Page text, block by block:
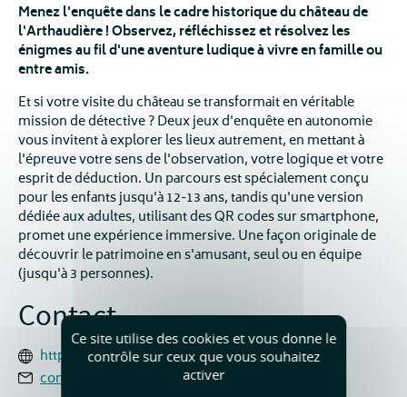
Menez l'enquête dans le cadre historique du château de
l'Arthaudière ! Observez, réfléchissez et résolvez les
énigmes au fil d'une aventure ludique à vivre en famille ou
entre amis.
Et si votre visite du château se transformait en véritable
mission de détective ? Deux jeux d'enquête en autonomie
vous invitent à explorer les lieux autrement, en mettant à
l'épreuve votre sens de l'observation, votre logique et votre
esprit de déduction. Un parcours est spécialement conçu
pour les enfants jusqu'à 12-13 ans, tandis qu'une version
dédiée aux adultes, utilisant des QR codes sur smartphone,
promet une expérience immersive. Une façon originale de
découvrir le patrimoine en s'amusant, seul ou en équipe
(jusqu'à 3 personnes).
Contact
https://www.chateau-arthaudiere.com/
contact@chateau-arthaudiere.com
Ce site utilise des cookies et vous donne le
contrôle sur ceux que vous souhaitez
activer